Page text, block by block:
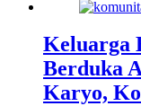
Keluarga
Berduka
Karyo,